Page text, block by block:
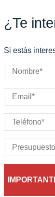
Color:Gris
Color interior:
Carrocería:
Plazas:
¿Te
Si estás